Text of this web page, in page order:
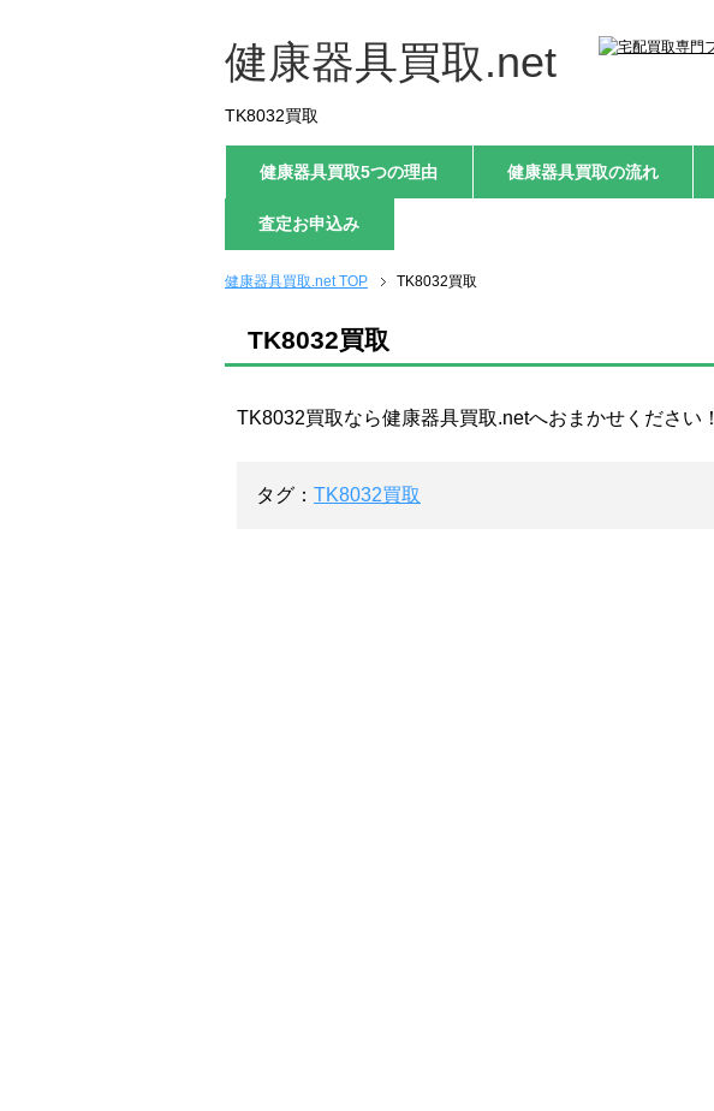
健康器具買取.net
TK8032買取
健康器具買取5つの理由 健康器具買取の流れ
査定お申込み
健康器具買取.net TOP TK8032買取
TK8032買取
TK8032買取なら健康器具買取.netへおまかせください！
タグ： TK8032買取